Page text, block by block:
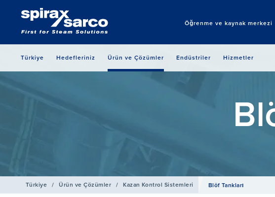
Öğrenme ve kaynak merkezi
Türkiye Hedefleriniz Ürün ve Çözümler Endüstriler Hizmetler
Türkiye / Ürün ve Çözümler / Kazan Kontrol Sistemleri Blöf Tankları